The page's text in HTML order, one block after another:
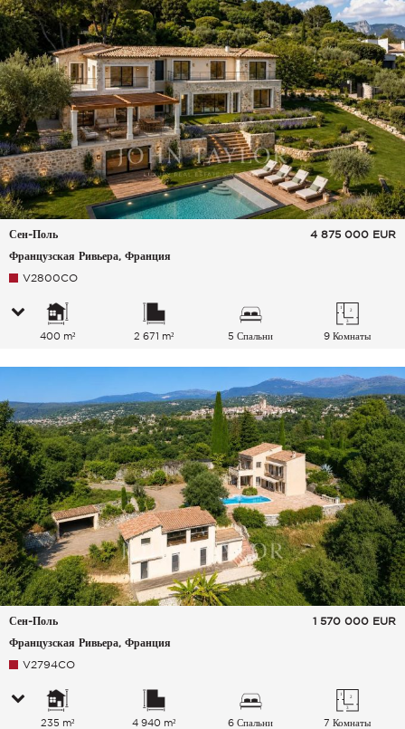
Сен-Поль
Французская Ривьера, Франция
4 875 000 EUR
V2800CO
400 m² 2 671 m² 5 Спальни 9 Комнаты
Сен-Поль
Французская Ривьера, Франция
1 570 000 EUR
V2794CO
235 m² 4 940 m² 6 Спальни 7 Комнаты